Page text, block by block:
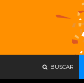
BUSCAR